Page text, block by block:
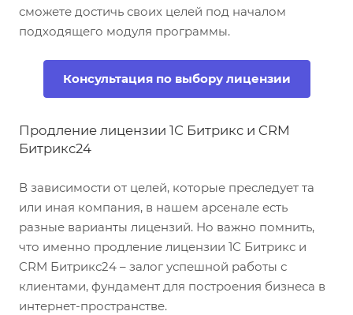
сможете достичь своих целей под началом
подходящего модуля программы.
Консультация по выбору лицензии
Продление лицензии 1С Битрикс и CRM
Битрикс24
В зависимости от целей, которые преследует та
или иная компания, в нашем арсенале есть
разные варианты лицензий. Но важно помнить,
что именно продление лицензии 1С Битрикс и
CRM Битрикс24 – залог успешной работы с
клиентами, фундамент для построения бизнеса в
интернет-пространстве.